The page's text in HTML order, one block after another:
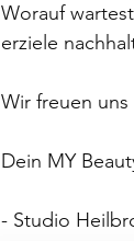
Worauf
erziele
Wir freuen
Dein MY
- Studio